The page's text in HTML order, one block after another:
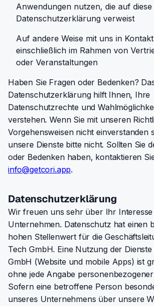
Anwendungen nutzen, die auf diese
Datenschutzerklärung verweist
Auf andere Weise mit uns in
einschließlich im Rahmen von
oder Veranstaltungen
Haben Sie Fragen oder Bedenken?
Datenschutzerklärung hilft Ihnen, Ihre
Datenschutzrechte und
verstehen. Wenn Sie mit unseren
Vorgehensweisen nicht einverstanden
unsere Dienste bitte nicht. Sollten Sie
oder Bedenken haben, kontaktieren
ppa.irocteg@ofni.
Datenschutzerklärung
Wir freuen uns sehr über Ihr
Unternehmen. Datenschutz hat einen
hohen Stellenwert für die
Tech GmbH. Eine Nutzung der
GmbH (Website und mobile Apps) ist
ohne jede Angabe
Sofern eine betroffene Person
unseres Unternehmens über unsere